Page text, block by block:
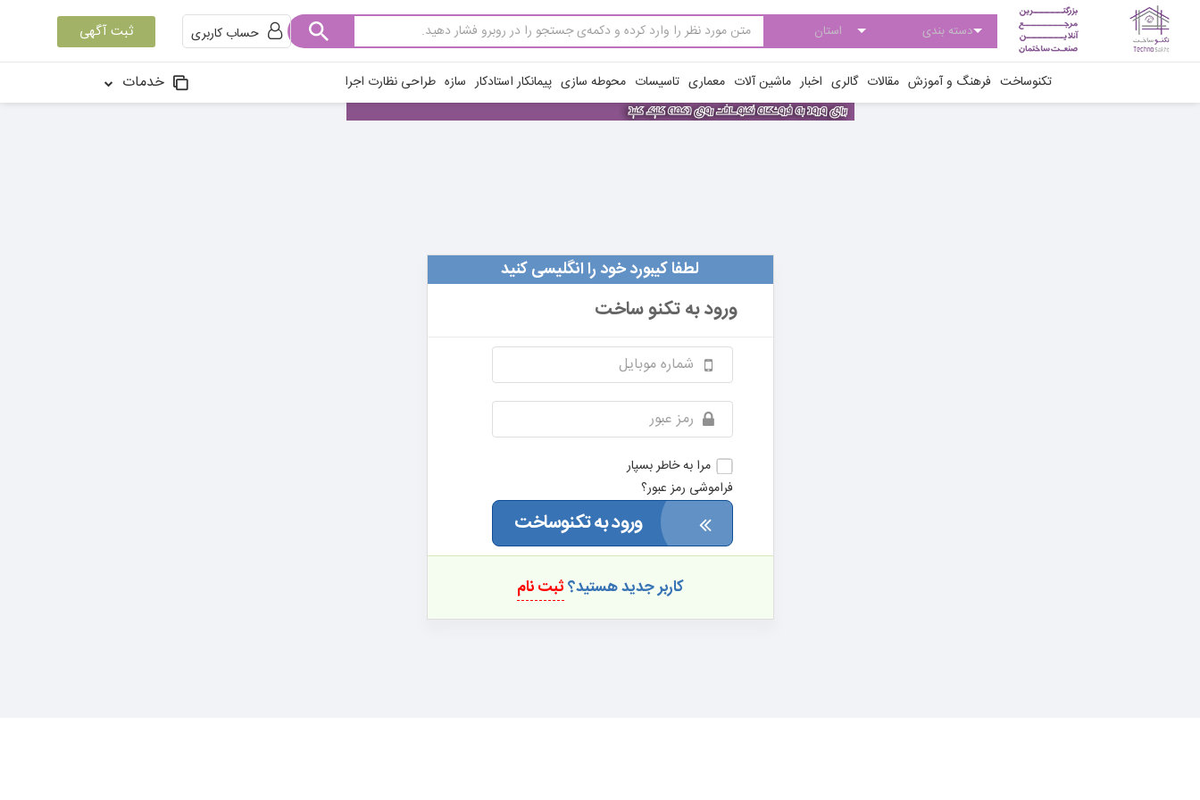
حساب کاربری ثبت آگهی
تکنوساخت فرهنگ و آموزش مقالات گالری اخبار ماشین آلات معماری تاسیسات محوطه سازی پیمانکار استادکار سازه طراحی نظارت اجرا خدمات
لطفا کیبورد خود را انگلیسی کنید
ورود بهتکنو ساخت
مرا به خاطر بسپار
فراموشی رمز عبور؟
ورود به تکنوساخت
کاربر جدید هستید؟ثبت نام